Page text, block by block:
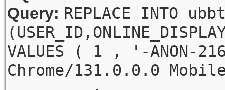
Query: REPLACE INTO
VALUES ( 1 , '-
Chrome/131.0.0.0